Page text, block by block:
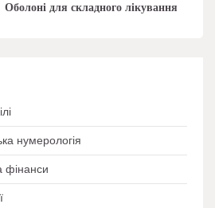
Оболоні для складного лікування
нумерологія
фінанси